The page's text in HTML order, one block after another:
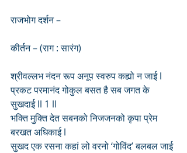
राजभोग दर्शन –
कीर्तन – (राग : सारंग)
श्रीवल्लभ नंदन रूप अनूप स्वरुप कह्यो न जाई l
प्रकट परमानंद गोकुल बसत है सब जगत के
सुखदाई ll 1 ll
भक्ति मुक्ति देत सबनको निजजनको कृपा प्रेम
बरखत अधिकाई l
सुखद एक रसना कहां लो वरनो ‘गोविंद’ बलबल जाई